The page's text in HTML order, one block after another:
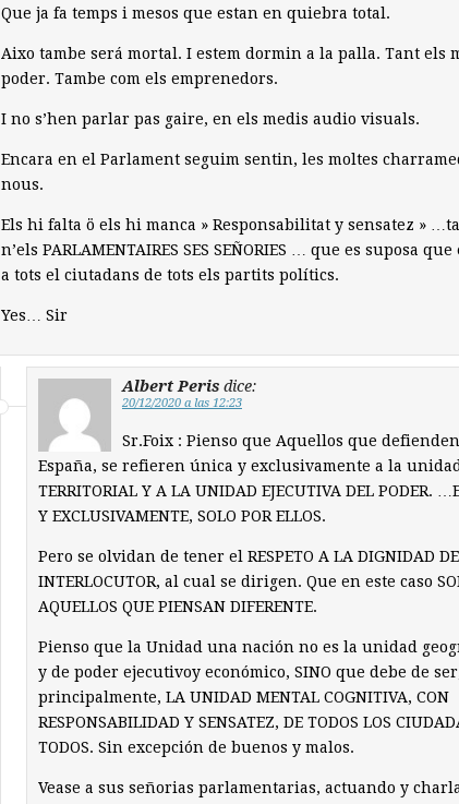
Que ja fa temps i mesos que estan en quiebra total.
Aixo tambe será mortal. I estem dormin a la palla. Tant els
poder. Tambe com els emprenedors.
I no s’hen parlar pas gaire, en els medis audio visuals.
Encara en el Parlament seguim sentin, les moltes
nous.
Els hi falta ö els hi manca » Responsabilitat y sensatez »
n’els PARLAMENTAIRES SES SEÑORIES … que es suposa
a tots el ciutadans de tots els partits polítics.
Yes… Sir
Albert Peris dice:
20/12/2020 a las 12:23
Sr.Foix : Pienso que Aquellos que
España, se refieren única y exclusivamente a la unidad
TERRITORIAL Y A LA UNIDAD EJECUTIVA DEL PODER.
Y EXCLUSIVAMENTE, SOLO POR ELLOS.
Pero se olvidan de tener el RESPETO A LA DIGNIDAD
INTERLOCUTOR, al cual se dirigen. Que en este caso
AQUELLOS QUE PIENSAN DIFERENTE.
Pienso que la Unidad una nación no es la unidad
y de poder ejecutivoy económico, SINO que debe de
principalmente, LA UNIDAD MENTAL COGNITIVA, CON
RESPONSABILIDAD Y SENSATEZ, DE TODOS LOS
TODOS. Sin excepción de buenos y malos.
Vease a sus señorias parlamentarias, actuando y